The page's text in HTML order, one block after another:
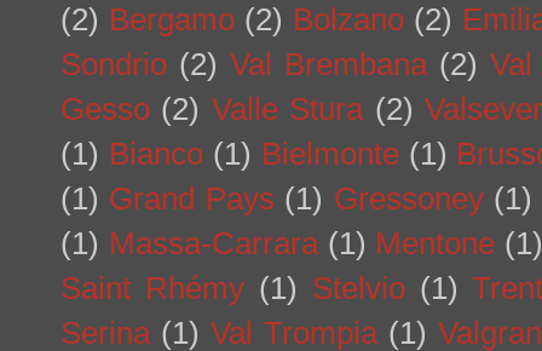
(2) Bergamo (2) Bolzano (2)
Sondrio (2) Val Brembana (2)
Gesso (2) Valle Stura (2)
(1) Bianco (1) Bielmonte (1)
(1) Grand Pays (1) Gressoney (1)
(1) Massa-Carrara (1) Mentone
Saint Rhémy (1) Stelvio (1)
Serina (1) Val Trompia (1)